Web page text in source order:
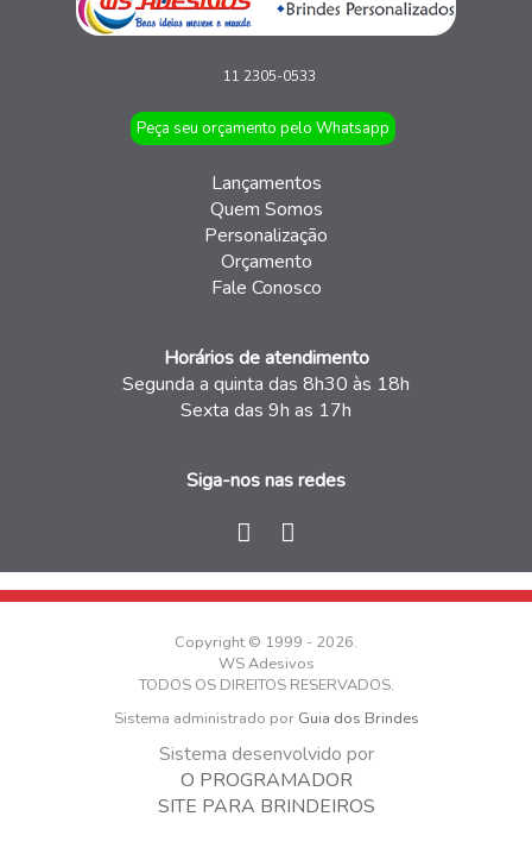
11 2305-0533
Peça seu orçamento pelo Whatsapp
Lançamentos
Quem Somos
Personalização
Orçamento
Fale Conosco
Horários de atendimento
Segunda a quinta das 8h30 às 18h
Sexta das 9h as 17h
Siga-nos nas redes
Copyright © 1999 - 2026.
WS Adesivos
TODOS OS DIREITOS RESERVADOS.
Sistema administrado por Guia dos Brindes
Sistema desenvolvido por
O PROGRAMADOR
SITE PARA BRINDEIROS